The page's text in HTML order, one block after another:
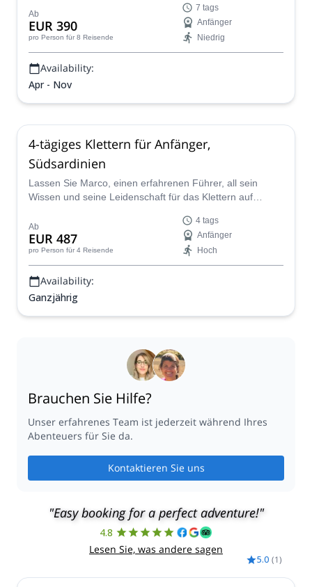
Ab
EUR 390
pro Person für 8 Reisende
7 tags
Anfänger
Niedrig
Availability:
Apr - Nov
4-tägiges Klettern für Anfänger,
Südsardinien
Lassen Sie Marco, einen erfahrenen Führer, all sein
Wissen und seine Leidenschaft für das Klettern auf
dieser fantastischen 4-tägigen Reise.
Ab
EUR 487
pro Person für 4 Reisende
4 tags
Anfänger
Hoch
Availability:
Ganzjährig
Brauchen Sie Hilfe?
Unser erfahrenes Team ist jederzeit während Ihres
Abenteuers für Sie da.
Kontaktieren Sie uns
"Easy booking for a perfect adventure!"
4.8
Lesen Sie, was andere sagen
5.0 (1)